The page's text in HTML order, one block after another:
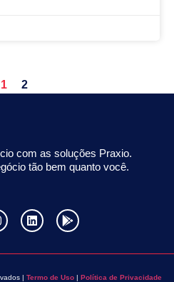
1 2
com as soluções Praxio.
tão bem quanto você.
| Termo de Uso | Política de Privacidade